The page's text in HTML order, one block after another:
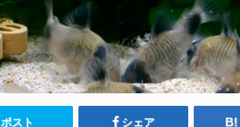
ポスト シェア